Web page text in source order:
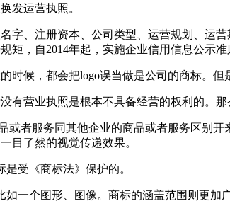
发运营执照。
字、注册资本、公司类型、运营规划、运
矩，自2014年起，实施企业信用信息公示
时候，都会把logo误当做是公司的商标。但
有营业执照是根本不具备经营的权利的。
或者服务同其他企业的商品或者服务区别
目了然的视觉传递效果。
受《商标法》保护的。
一个图形、图像。商标的涵盖范围则更